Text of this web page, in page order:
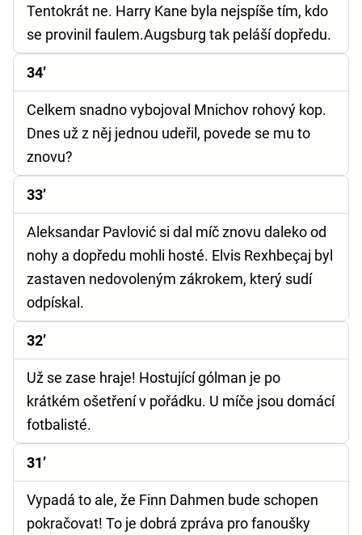
Tentokrát ne. Harry Kane byla nejspíše tím, kdo
se provinil faulem.Augsburg tak peláší dopředu.
34’
Celkem snadno vybojoval Mnichov rohový kop.
Dnes už z něj jednou udeřil, povede se mu to
znovu?
33’
Aleksandar Pavlović si dal míč znovu daleko od
nohy a dopředu mohli hosté. Elvis Rexhbeçaj byl
zastaven nedovoleným zákrokem, který sudí
odpískal.
32’
Už se zase hraje! Hostující gólman je po
krátkém ošetření v pořádku. U míče jsou domácí
fotbalisté.
31’
Vypadá to ale, že Finn Dahmen bude schopen
pokračovat! To je dobrá zpráva pro fanoušky